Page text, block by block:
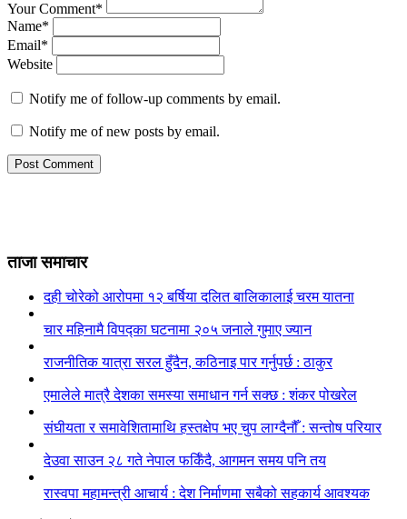
Your Comment*
Name*
Email*
Website
Notify me of follow-up comments by email.
Notify me of new posts by email.
ताजा समाचार
दही चोरेको आरोपमा १२ बर्षिया दलित बालिकालाई चरम यातना
चार महिनामै विपद्का घटनामा २०५ जनाले गुमाए ज्यान
राजनीतिक यात्रा सरल हुँदैन, कठिनाइ पार गर्नुपर्छ : ठाकुर
एमालेले मात्रै देशका समस्या समाधान गर्न सक्छ : शंकर पोखरेल
संघीयता र समावेशितामाथि हस्तक्षेप भए चुप लाग्दैनौँ : सन्तोष परियार
देउवा साउन २८ गते नेपाल फर्किँदै, आगमन समय पनि तय
रास्वपा महामन्त्री आचार्य : देश निर्माणमा सबैको सहकार्य आवश्यक